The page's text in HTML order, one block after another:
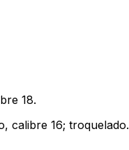
18.
calibre 16; troquelado.